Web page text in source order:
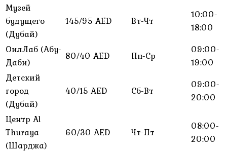
Музей
будущего
(Дубай)
145/95 AED Вт-Чт
10:00-
18:00
ОилЛаб (Абу-
Даби)
80/40 AED Пн-Ср
09:00-
19:00
Детский
город
(Дубай)
40/15 AED Сб-Вт
09:00-
20:00
Центр Al
Thuraya
(Шарджа)
60/30 AED Чт-Пт
08:00-
20:00